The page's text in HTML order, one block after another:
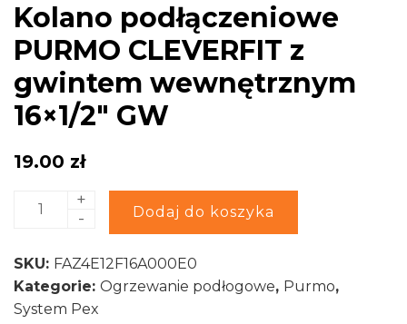
Kolano podłączeniowe
PURMO CLEVERFIT z
gwintem wewnętrznym
16×1/2″ GW
19.00 zł
ilość
PURMO
CLEVERFIT
z
+
-
Dodaj do koszyka
Alternative:
SKU: FAZ4E12F16A000E0
Kategorie: Ogrzewanie podłogowe, Purmo,
System Pex